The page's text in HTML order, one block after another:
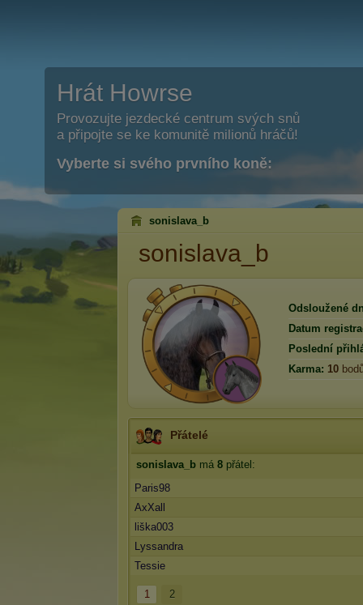
Hrát Howrse
Provozujte jezdecké centrum svých snů
a připojte se ke komunitě milionů hráčů!
Vyberte si svého prvního koně:
sonislava_b
sonislava_b
Odsloužené
Datum
Poslední
Karma: 10
Přátelé
sonislava_b má 8 přátel:
Paris98
AxXall
liška003
Lyssandra
Tessie
1 2